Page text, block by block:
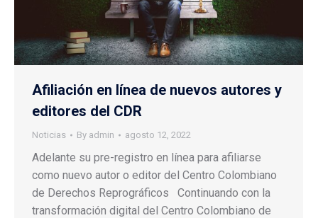
Afiliación en línea de nuevos autores y
editores del CDR
Noticias By admin agosto 12, 2022
Adelante su pre-registro en línea para afiliarse
como nuevo autor o editor del Centro Colombiano
de Derechos Reprográficos Continuando con la
transformación digital del Centro Colombiano de